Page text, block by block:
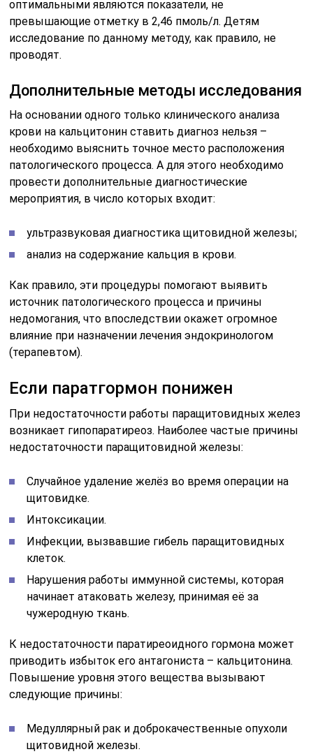
оптимальными являются показатели, не
превышающие отметку в 2,46 пмоль/л. Детям
исследование по данному методу, как правило, не
проводят.
Дополнительные методы исследования
На основании одного только клинического анализа
крови на кальцитонин ставить диагноз нельзя –
необходимо выяснить точное место расположения
патологического процесса. А для этого необходимо
провести дополнительные диагностические
мероприятия, в число которых входит:
ультразвуковая диагностика щитовидной железы;
анализ на содержание кальция в крови.
Как правило, эти процедуры помогают выявить
источник патологического процесса и причины
недомогания, что впоследствии окажет огромное
влияние при назначении лечения эндокринологом
(терапевтом).
Если паратгормон понижен
При недостаточности работы паращитовидных желез
возникает гипопаратиреоз. Наиболее частые причины
недостаточности паращитовидной железы:
Случайное удаление желёз во время операции на
щитовидке.
Интоксикации.
Инфекции, вызвавшие гибель паращитовидных
клеток.
Нарушения работы иммунной системы, которая
начинает атаковать железу, принимая её за
чужеродную ткань.
К недостаточности паратиреоидного гормона может
приводить избыток его антагониста – кальцитонина.
Повышение уровня этого вещества вызывают
следующие причины:
Медуллярный рак и доброкачественные опухоли
щитовидной железы.